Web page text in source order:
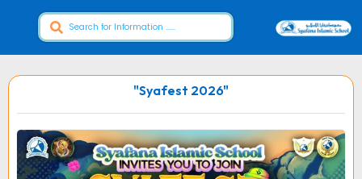
"Syafest 2026"